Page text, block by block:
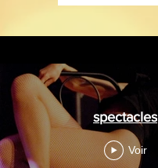
spectacles
Voir